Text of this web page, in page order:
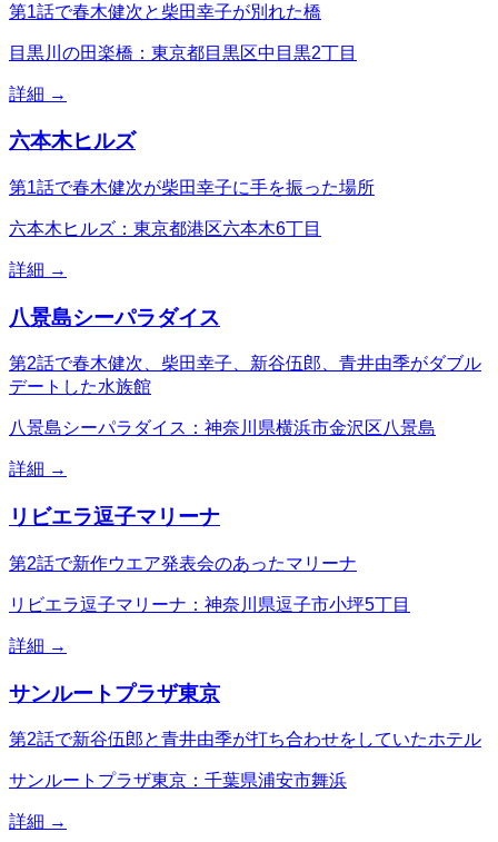
第1話で春木健次と柴田幸子が別れた橋
目黒川の田楽橋：東京都目黒区中目黒2丁目
詳細 →
六本木ヒルズ
第1話で春木健次が柴田幸子に手を振った場所
六本木ヒルズ：東京都港区六本木6丁目
詳細 →
八景島シーパラダイス
第2話で春木健次、柴田幸子、新谷伍郎、青井由季がダブル
デートした水族館
八景島シーパラダイス：神奈川県横浜市金沢区八景島
詳細 →
リビエラ逗子マリーナ
第2話で新作ウエア発表会のあったマリーナ
リビエラ逗子マリーナ：神奈川県逗子市小坪5丁目
詳細 →
サンルートプラザ東京
第2話で新谷伍郎と青井由季が打ち合わせをしていたホテル
サンルートプラザ東京：千葉県浦安市舞浜
詳細 →